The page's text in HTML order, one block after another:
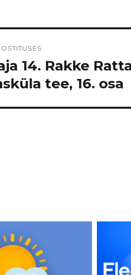
14. Rakke
tee, 16. osa